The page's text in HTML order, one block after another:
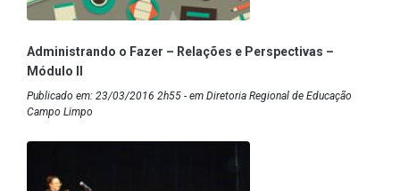
Administrando o Fazer – Relações e Perspectivas –
Módulo II
Publicado em: 23/03/2016 2h55 - em Diretoria Regional de Educação
Campo Limpo